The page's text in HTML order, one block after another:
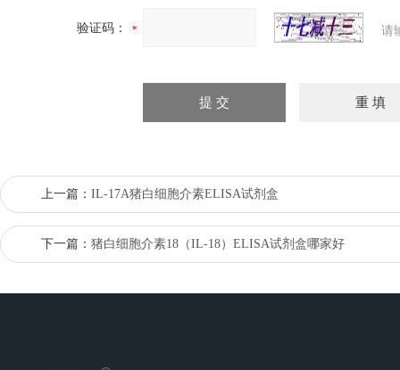
验证码： 请
上一篇： IL-17A猪白细胞介素ELISA试剂盒
下一篇： 猪白细胞介素18（IL-18）ELISA试剂盒哪家好